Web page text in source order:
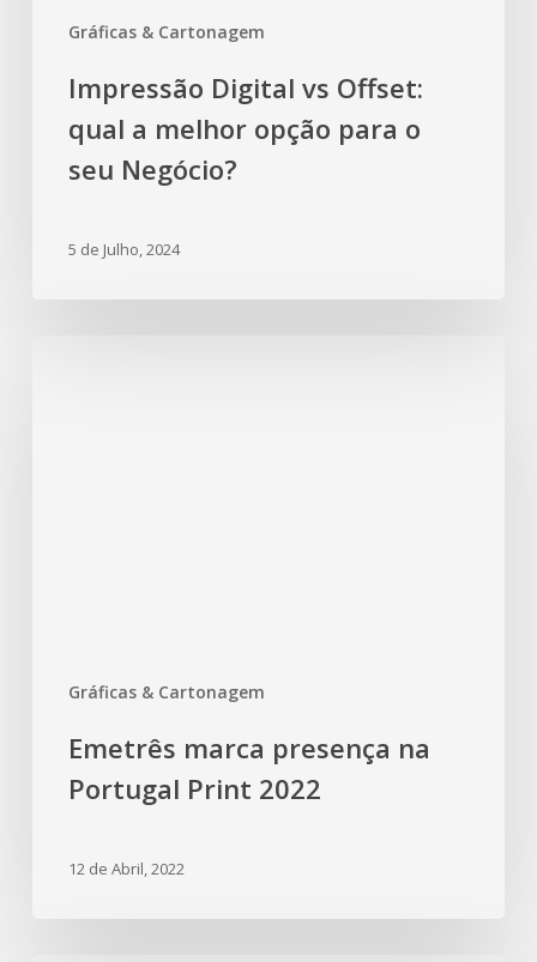
Gráficas & Cartonagem
Impressão Digital vs Offset:
qual a melhor opção para o
seu Negócio?
5 de Julho, 2024
Gráficas & Cartonagem
Emetrês marca presença na
Portugal Print 2022
12 de Abril, 2022